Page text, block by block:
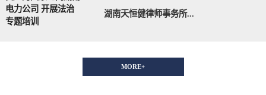
湖南天恒健律师事务所...
MORE+